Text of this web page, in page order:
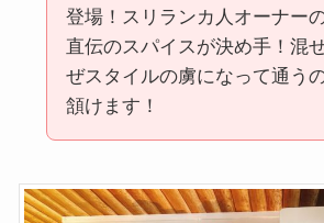
登場！スリランカ人オーナー
直伝のスパイスが決め手！混
ぜスタイルの虜になって通う
頷けます！